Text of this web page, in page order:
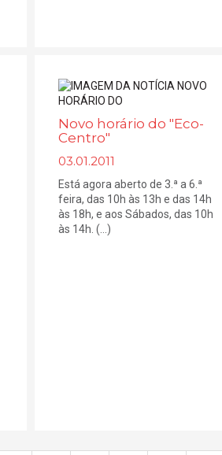
Novo horário do "Eco-
Centro"
03.01.2011
Está agora aberto de 3.ª a 6.ª
feira, das 10h às 13h e das 14h
às 18h, e aos Sábados, das 10h
às 14h. (...)